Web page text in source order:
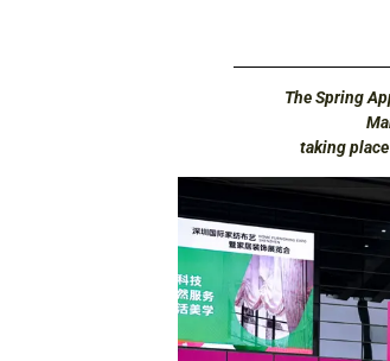
The Spring
taking